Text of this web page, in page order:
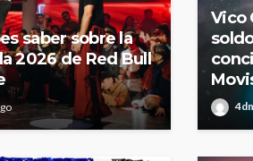
saber sobre la
2026 de Red Bull
Vico